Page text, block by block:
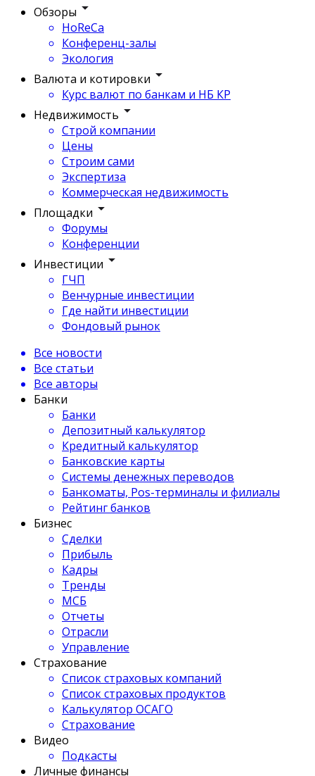
Обзоры
HoReCa
Конференц-залы
Экология
Валюта и котировки
Курс валют по банкам и НБ КР
Недвижимость
Строй компании
Цены
Строим сами
Экспертиза
Коммерческая недвижимость
Площадки
Форумы
Конференции
Инвестиции
ГЧП
Венчурные инвестиции
Где найти инвестиции
Фондовый рынок
Все новости
Все статьи
Все авторы
Банки
Банки
Депозитный калькулятор
Кредитный калькулятор
Банковские карты
Системы денежных переводов
Банкоматы, Pos-терминалы и филиалы
Рейтинг банков
Бизнес
Сделки
Прибыль
Кадры
Тренды
МСБ
Отчеты
Отрасли
Управление
Страхование
Список страховых компаний
Список страховых продуктов
Калькулятор ОСАГО
Страхование
Видео
Подкасты
Личные финансы